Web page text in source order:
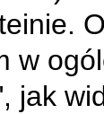
w
jak